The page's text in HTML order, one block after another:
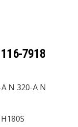
116-7918
N 320-A N